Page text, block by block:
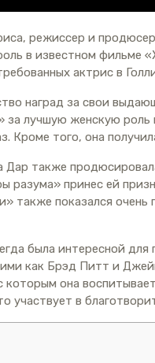
режиссер и
в известном фильме
актрис в
наград за свои
за лучшую женскую
Кроме того, она
Дар также
разума» принес ей
также показался очень
была интересной
как Брэд Питт и
она
участвует в